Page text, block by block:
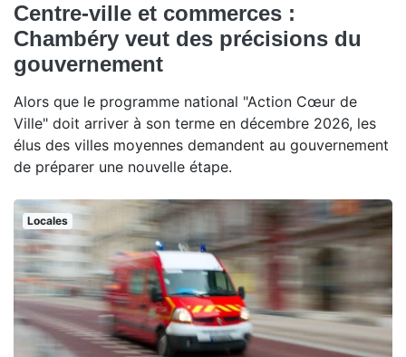
Centre-ville et commerces :
Chambéry veut des précisions du
gouvernement
Alors que le programme national "Action Cœur de
Ville" doit arriver à son terme en décembre 2026, les
élus des villes moyennes demandent au gouvernement
de préparer une nouvelle étape.
Locales